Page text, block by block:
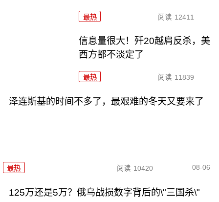
最热 阅读 12411
信息量很大！歼20越肩反杀，美
西方都不淡定了
最热 阅读 11839
泽连斯基的时间不多了，最艰难的冬天又要来了
最热 阅读 10420 08-06
125万还是5万？俄乌战损数字背后的\"三国杀\"